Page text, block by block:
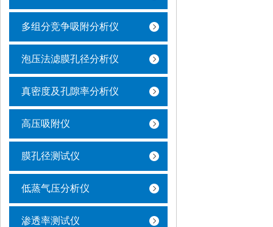
多组分竞争吸附分析仪
泡压法滤膜孔径分析仪
真密度及孔隙率分析仪
高压吸附仪
膜孔径测试仪
低蒸气压分析仪
渗透率测试仪